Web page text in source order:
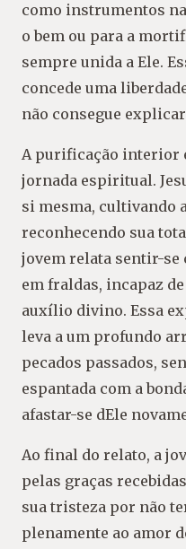
como instrumentos
o bem ou para a
sempre unida a Ele.
concede uma
não consegue
A purificação interior
jornada espiritual.
si mesma, cultivando
reconhecendo sua
jovem relata sentir-se
em fraldas, incapaz
auxílio divino. Essa
leva a um profundo
pecados passados,
espantada com a
afastar-se dEle
Ao final do relato, a
pelas graças
sua tristeza por não
plenamente ao amor